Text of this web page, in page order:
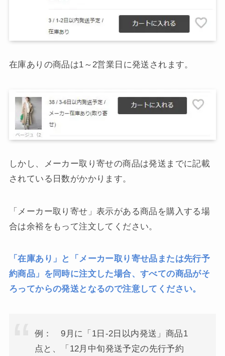
在庫ありの商品は1～2営業日に発送されます。
しかし、メーカー取り寄せの商品は発送までに記載
されている日数がかかります。
「メーカー取り寄せ」表示がある商品を購入する場
合は余裕をもって注文してください。
「在庫あり」と「メーカー取り寄せ品または先行予
約商品」を同時に注文した場合、すべての商品がそ
ろってからの発送となるので注意してください。
例： 9月に「1日-2日以内発送」商品1
点と、「12月中旬発送予定の先行予約